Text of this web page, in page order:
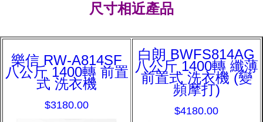
尺寸相近產品
樂信 RW-A814SF
八公斤 1400轉 前置
式 洗衣機
$3180.00
白朗 BWFS814AG
八公斤 1400轉 纖薄
前置式 洗衣機 (變
頻摩打)
$4180.00